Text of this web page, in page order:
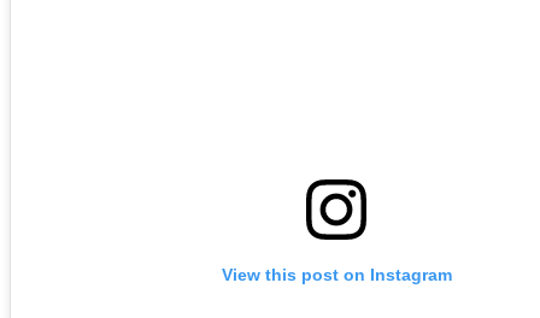
View this post on Instagram